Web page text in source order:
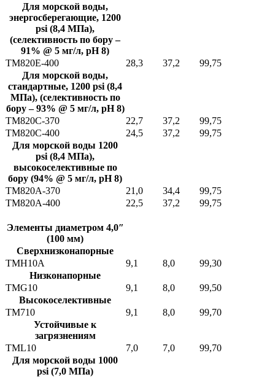
Для морской воды,
энергосберегающие, 1200
psi (8,4 МПа),
(селективность по бору –
91% @ 5 мг/л, pH 8)
TM820E-400
28,3 37,2 99,75
Для морской воды,
стандартные, 1200 psi (8,4
МПа), (селективность по
бору – 93% @ 5 мг/л, pH 8)
TM820С-370
22,7 37,2 99,75
TM820С-400
24,5 37,2 99,75
Для морской воды 1200
psi (8,4 МПа),
высокоселективные по
бору (94% @ 5 мг/л, pH 8)
TM820A-370
21,0 34,4 99,75
TM820A-400
22,5 37,2 99,75
Элементы диаметром 4,0″
(100 мм)
Сверхнизконапорные
TMH10A
9,1 8,0 99,30
Низконапорные
TMG10
9,1 8,0 99,50
Высокоселективные
TM710
9,1 8,0 99,70
Устойчивые к
загрязнениям
TML10
7,0 7,0 99,70
Для морской воды 1000
psi (7,0 МПа)